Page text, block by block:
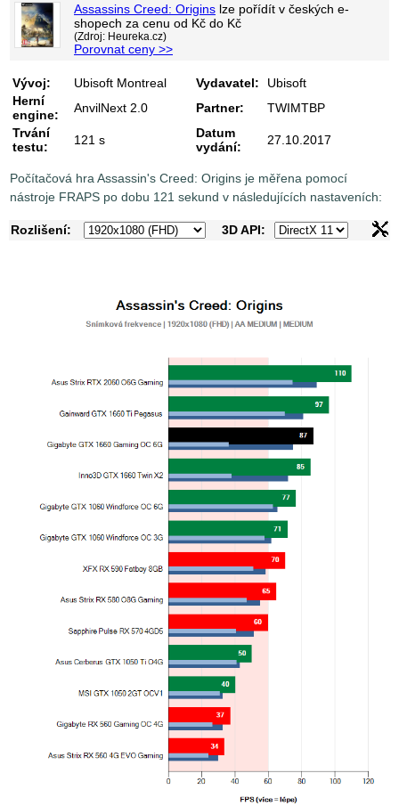
Assassins Creed: Origins lze pořídít v českých e-
shopech za cenu od Kč do Kč
(Zdroj: Heureka.cz)
Porovnat ceny >>
Vývoj: Ubisoft Montreal Vydavatel:
Ubisoft
Herní
engine:
AnvilNext 2.0 Partner:
TWIMTBP
Trvání
testu:
121 s
Datum
vydání:
27.10.2017
Počítačová hra Assassin's Creed: Origins je měřena pomocí
nástroje FRAPS po dobu 121 sekund v následujících nastaveních:
Rozlišení: 3D API: